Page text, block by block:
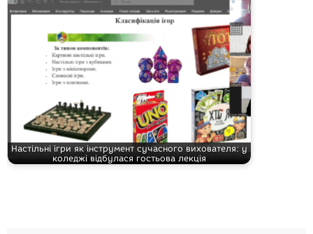
Настільні ігри як інструмент сучасного вихователя: у
коледжі відбулася гостьова лекція